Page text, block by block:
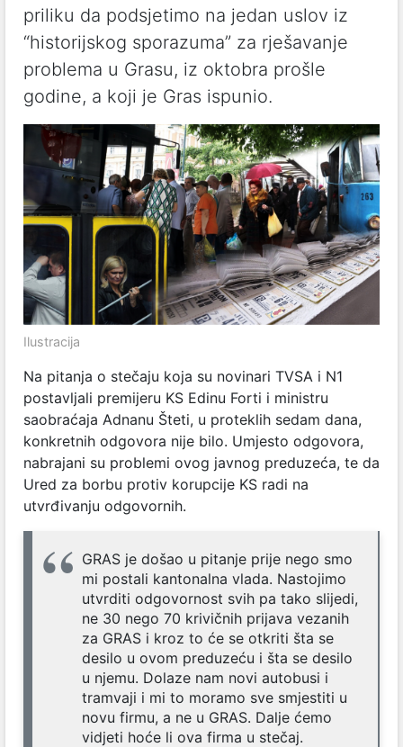
priliku da podsjetimo na jedan uslov iz
“historijskog sporazuma” za rješavanje
problema u Grasu, iz oktobra prošle
godine, a koji je Gras ispunio.
Ilustracija
Na pitanja o stečaju koja su novinari TVSA i N1
postavljali premijeru KS Edinu Forti i ministru
saobraćaja Adnanu Šteti, u proteklih sedam dana,
konkretnih odgovora nije bilo. Umjesto odgovora,
nabrajani su problemi ovog javnog preduzeća, te da
Ured za borbu protiv korupcije KS radi na
utvrđivanju odgovornih.
GRAS je došao u pitanje prije nego smo
mi postali kantonalna vlada. Nastojimo
utvrditi odgovornost svih pa tako slijedi,
ne 30 nego 70 krivičnih prijava vezanih
za GRAS i kroz to će se otkriti šta se
desilo u ovom preduzeću i šta se desilo
u njemu. Dolaze nam novi autobusi i
tramvaji i mi to moramo sve smjestiti u
novu firmu, a ne u GRAS. Dalje ćemo
vidjeti hoće li ova firma u stečaj.